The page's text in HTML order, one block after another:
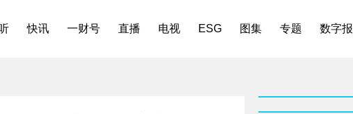
快讯 一财号 直播 电视 ESG 图集 专题 数字报